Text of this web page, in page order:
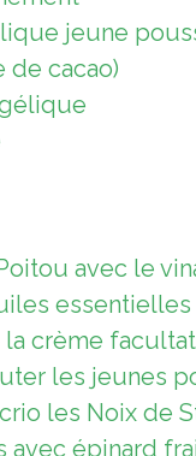
jeune
de cacao)
avec le
crème
les jeunes
les Noix de
avec épinard